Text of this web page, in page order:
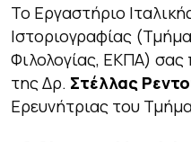
Το Εργαστήριο
Ιστοριογραφίας
Φιλολογίας, ΕΚΠΑ) σας
της Δρ. Στέλλας
Ερευνήτριας του